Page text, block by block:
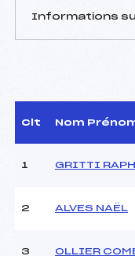
Informations
D.T Adjoint :
Dir. Epreuve :
Point Bas :
Clt Nom
1 GRITTI
2 ALVES NAËL
3 OLLIER